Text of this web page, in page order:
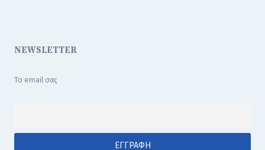
NEWSLETTER
Το email σας